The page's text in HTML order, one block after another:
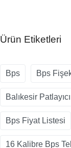
Ürün Etiketleri
Bps Bps
Balıkesir
Bps Fiyat Listesi
16 Kalibre Bps